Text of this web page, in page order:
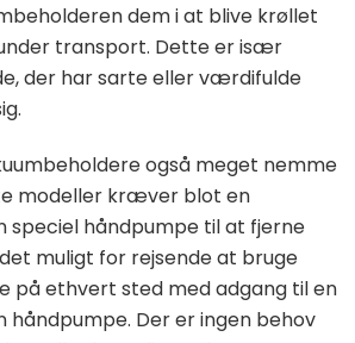
dem i at blive krøllet
transport. Dette er især
der har sarte eller værdifulde
også meget nemme
modeller kræver blot en
speciel håndpumpe til at fjerne
muligt for rejsende at bruge
på ethvert sted med adgang til en
håndpumpe. Der er ingen behov